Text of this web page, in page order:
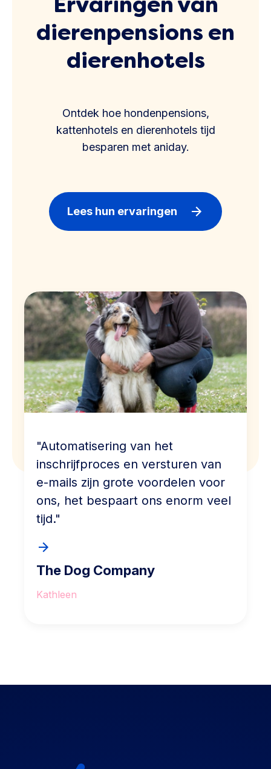
dierenpensions en
dierenhotels
Ontdek hoe hondenpensions,
kattenhotels en dierenhotels tijd
besparen met aniday.
Lees hun ervaringen
"Automatisering van het
inschrijfproces en versturen van
e-mails zijn grote voordelen voor
ons, het bespaart ons enorm veel
tijd."
The Dog Company
Kathleen